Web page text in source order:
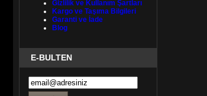
Gizlilik ve Kullanım Şartları
Kargo ve Taşıma Bilgileri
Garanti ve İade
Blog
E-BULTEN